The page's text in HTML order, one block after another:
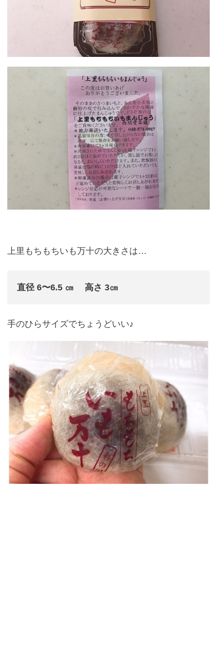
上里もちもちいも万十の大きさは…
直径 6〜6.5 ㎝ 高さ 3㎝
手のひらサイズでちょうどいい♪